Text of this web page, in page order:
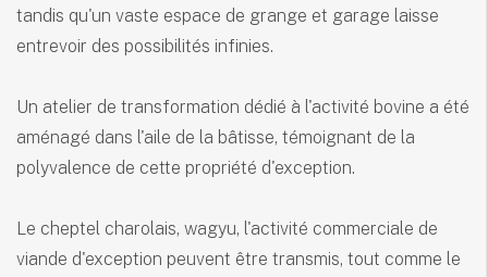
tandis qu'un vaste espace de grange et garage laisse
entrevoir des possibilités infinies.
Un atelier de transformation dédié à l'activité bovine a été
aménagé dans l'aile de la bâtisse, témoignant de la
polyvalence de cette propriété d'exception.
Le cheptel charolais, wagyu, l'activité commerciale de
viande d'exception peuvent être transmis, tout comme le